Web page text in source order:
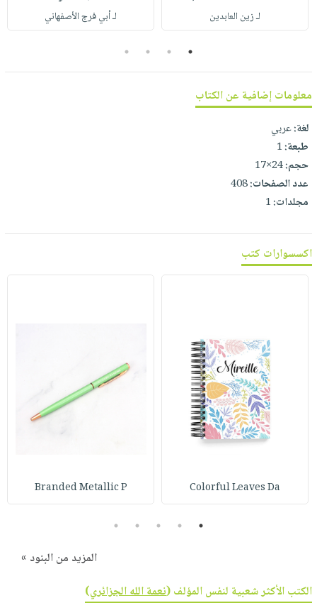
أطفال
فيديوهات
أسئلة
طرحها
خدمات
نيل
وفرات
انشر
كتابك
تواصل
نشرة
الإصدارات
لـ زين العابدين
لـ أبي فرج الأصفهاني
1
2
3
4
معلومات إضافية عن الكتاب
لغة:عربي
طبعة:1
حجم:24×17
عدد الصفحات:408
مجلدات:1
اكسسوارات كتب
Colorful Leaves Da
Branded Metallic P
1
2
3
4
5
المزيد من البنود »
الكتب الأكثر شعبية لنفس المؤلف (نعمة الله الجزائري)